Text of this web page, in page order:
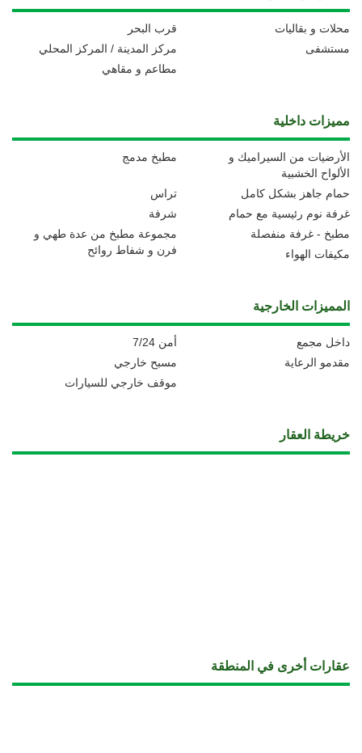
قرب البحر
محلات و بقاليات
مركز المدينة / المركز المحلي
مستشفى
مطاعم و مقاهي
مميزات داخلية
مطبخ مدمج
الأرضيات من السيراميك و
الألواح الخشبية
تراس
حمام جاهز بشكل كامل
شرفة
غرفة نوم رئيسية مع حمام
مجموعة مطبخ من عدة طهي و
فرن و شفاط روائح
مطبخ - غرفة منفصلة
مكيفات الهواء
المميزات الخارجية
أمن 7/24
داخل مجمع
مسبح خارجي
مقدمو الرعاية
موقف خارجي للسيارات
خريطة العقار
عقارات أخرى في المنطقة